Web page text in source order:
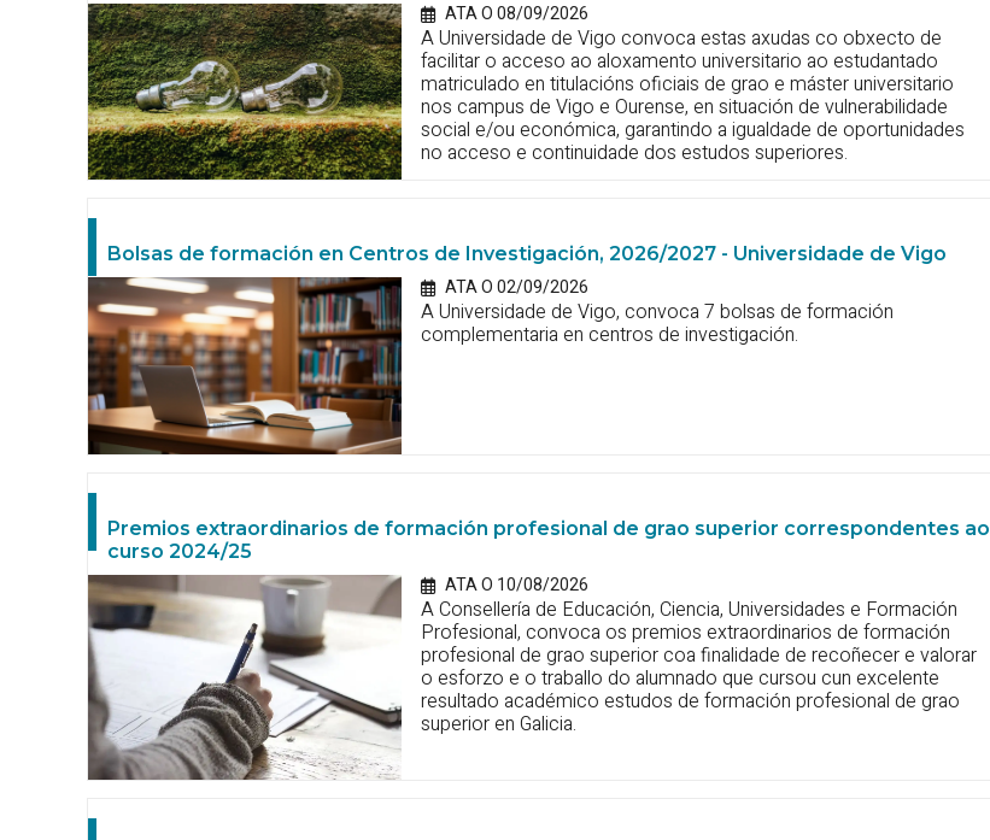
ATA O 08/09/2026
A Universidade de Vigo convoca estas axudas co obxecto de
facilitar o acceso ao aloxamento universitario ao estudantado
matriculado en titulacións oficiais de grao e máster universitario
nos campus de Vigo e Ourense, en situación de vulnerabilidade
social e/ou económica, garantindo a igualdade de oportunidades
no acceso e continuidade dos estudos superiores.
Bolsas de formación en Centros de Investigación, 2026/2027 - Universidade de Vigo
ATA O 02/09/2026
A Universidade de Vigo, convoca 7 bolsas de formación
complementaria en centros de investigación.
Premios extraordinarios de formación profesional de grao superior correspondentes ao
curso 2024/25
ATA O 10/08/2026
A Consellería de Educación, Ciencia, Universidades e Formación
Profesional, convoca os premios extraordinarios de formación
profesional de grao superior coa finalidade de recoñecer e valorar
o esforzo e o traballo do alumnado que cursou cun excelente
resultado académico estudos de formación profesional de grao
superior en Galicia.